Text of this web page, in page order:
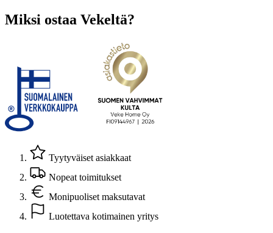
Miksi ostaa Vekeltä?
Tyytyväiset asiakkaat
Nopeat toimitukset
Monipuoliset maksutavat
Luotettava kotimainen yritys